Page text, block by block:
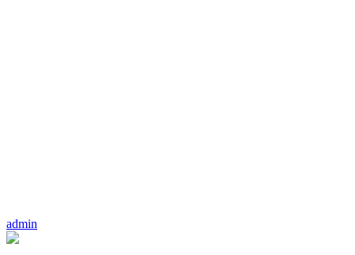
admin